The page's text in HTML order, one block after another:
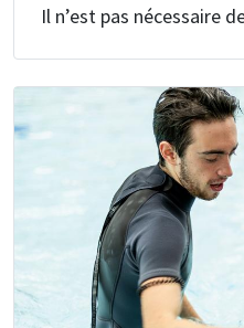
Il n’est pas nécessaire